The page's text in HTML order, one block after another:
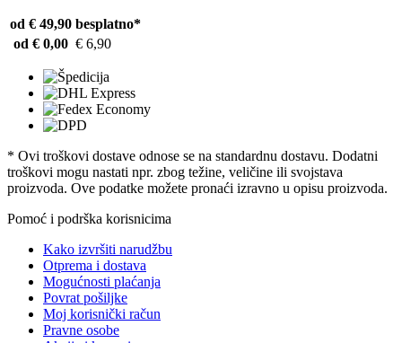
od € 49,90 besplatno*
od € 0,00 € 6,90
* Ovi troškovi dostave odnose se na standardnu ​​dostavu. Dodatni
troškovi mogu nastati npr. zbog težine, veličine ili svojstava
proizvoda. Ove podatke možete pronaći izravno u opisu proizvoda.
Pomoć i podrška korisnicima
Kako izvršiti narudžbu
Otprema i dostava
Mogućnosti plaćanja
Povrat pošiljke
Moj korisnički račun
Pravne osobe